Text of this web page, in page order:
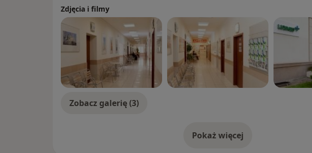
Zdjęcia i filmy
Zobacz galerię (3)
Pokaż więcejo doświadczeniu